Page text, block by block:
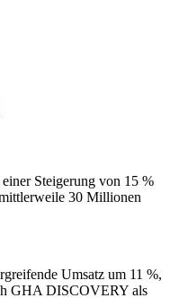
Steigerung von 15 %
30 Millionen
Umsatz um 11 %,
GHA DISCOVERY als